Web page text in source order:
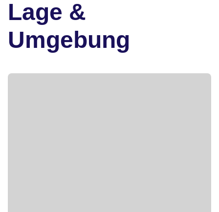
Lage &
Umgebung